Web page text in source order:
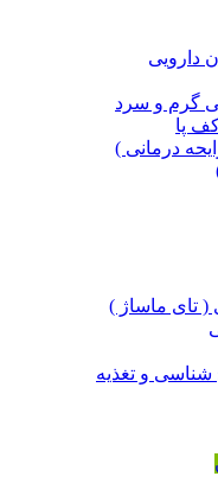
دارویی
گرم و سرد
پا
درمانی )
( تای ماساژ )
و تغذیه